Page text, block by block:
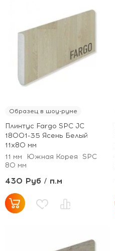
Образец в шоу-руме
Плинтус Fargo SPC JC
18001-35 Ясень Белый
11х80 мм
11 мм
Южная Корея
SPC
80 мм
430 Руб / п.м